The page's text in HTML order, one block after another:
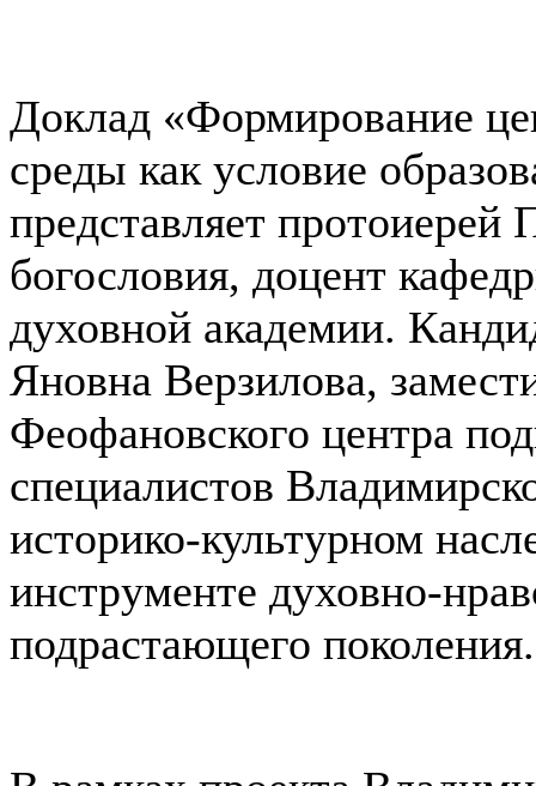
Доклад «Формирование
среды как условие
представляет протоиерей
богословия, доцент
духовной академии.
Яновна Верзилова,
Феофановского центра
специалистов
историко-культурном
инструменте духовно-
подрастающего поколения.